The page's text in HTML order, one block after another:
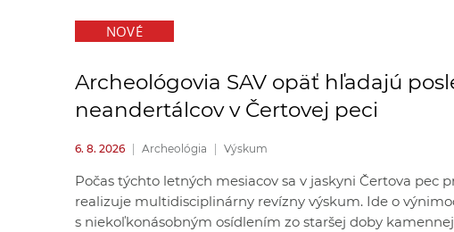
NOVÉ
Archeológovia SAV opäť hľadajú
neandertálcov v Čertovej peci
6. 8. 2026 Archeológia Výskum
Počas týchto letných mesiacov sa v jaskyni Čertova pec
realizuje multidisciplinárny revízny výskum. Ide o
s niekoľkonásobným osídlením zo staršej doby